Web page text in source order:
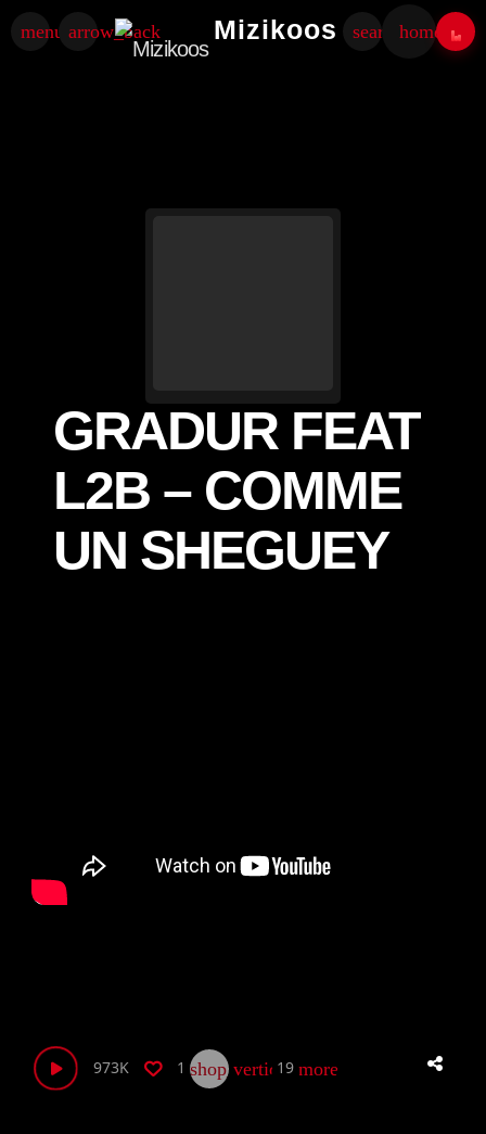
menu arrow_back Mizikoos searchhome
GRADUR FEAT
L2B – COMME
UN SHEGUEY
973K 1 shop_twovertical_align_bottom
19 more_horiz